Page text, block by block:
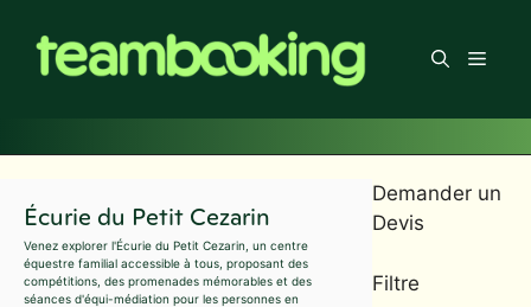
contenu
Menu
Écurie du Petit Cezarin
Venez explorer l'Écurie du Petit Cezarin, un centre
équestre familial accessible à tous, proposant des
compétitions, des promenades mémorables et des
séances d'équi-médiation pour les personnes en
Demander un
Devis
Filtre